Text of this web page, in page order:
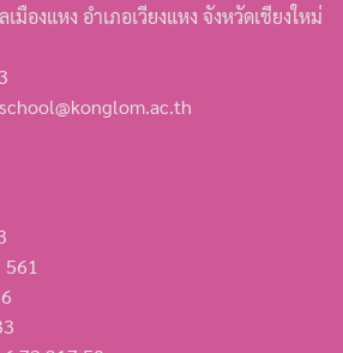
มืองแหง อำเภอเวียงแหง จังหวัดเชียงใหม่
561